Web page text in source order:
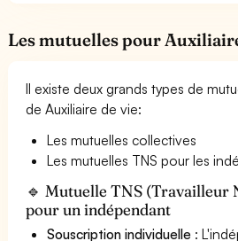
Les mutuelles pour
Il existe deux grands types de
de Auxiliaire de vie:
Les mutuelles collectives
Les mutuelles TNS pour les
🔹 Mutuelle TNS (Travailleur
pour un indépendant
Souscription individuelle :